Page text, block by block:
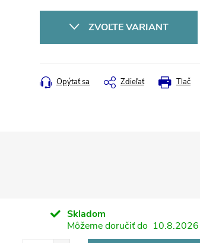
ZVOĽTE VARIANT
Tlač
Opýtať sa Zdieľať
Skladom
Môžeme doručiť do 10.8.2026